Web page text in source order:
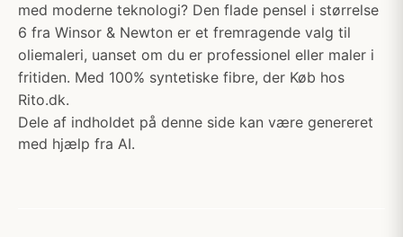
med moderne teknologi? Den flade pensel i størrelse
6 fra Winsor & Newton er et fremragende valg til
oliemaleri, uanset om du er professionel eller maler i
fritiden. Med 100% syntetiske fibre, der Køb hos
Rito.dk.
Dele af indholdet på denne side kan være genereret
med hjælp fra AI.